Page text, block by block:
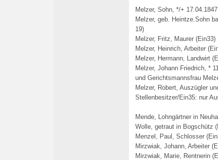
Melzer, Sohn, */+
Melzer, geb. Heintze.Sohn
19)
Melzer, Fritz, Maurer (Ein33)
Melzer, Heinrich, Arbeiter
Melzer, Hermann, Landwirt
Melzer, Johann Friedrich, *
und Gerichtsmannsfrau
Melzer, Robert, Auszügler
Stellenbesitzer/Ein35: nur
Mende, Lohngärtner in
Wolle, getraut in Bogschütz
Menzel, Paul, Schlosser
Mirzwiak, Johann, Arbeiter
Mirzwiak, Marie, Rentnerin